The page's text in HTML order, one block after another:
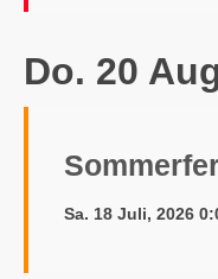
Do. 20
Sa. 18 Juli, 2026